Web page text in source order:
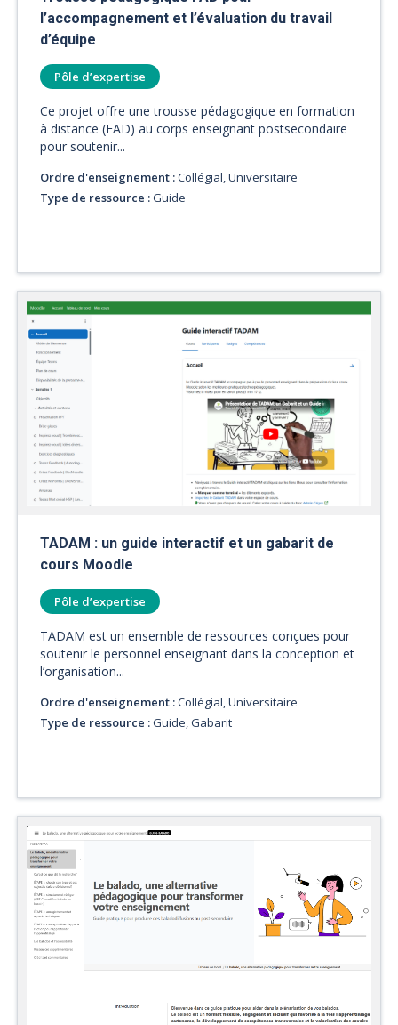
l’accompagnement et l’évaluation du travail
d’équipe
Pôle d’expertise
Ce projet offre une trousse pédagogique en formation
à distance (FAD) au corps enseignant postsecondaire
pour soutenir...
Ordre d'enseignement :Collégial, Universitaire
Type de ressource :Guide
TADAM : un guide interactif et un gabarit de
cours Moodle
Pôle d’expertise
TADAM est un ensemble de ressources conçues pour
soutenir le personnel enseignant dans la conception et
l’organisation...
Ordre d'enseignement :Collégial, Universitaire
Type de ressource :Guide, Gabarit